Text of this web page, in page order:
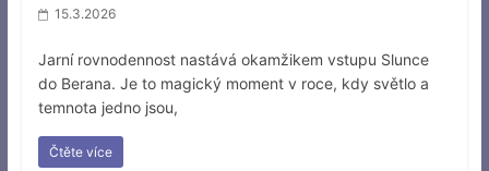
15.3.2026
Jarní rovnodennost nastává okamžikem vstupu Slunce
do Berana. Je to magický moment v roce, kdy světlo a
temnota jedno jsou,
Čtěte více